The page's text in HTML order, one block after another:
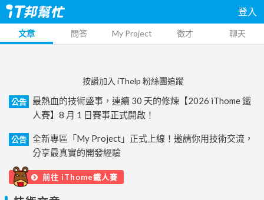
登入
文章 問答 My Project 徵才 聊天
按讚加入 iThelp 粉絲團追蹤
公告
最熱血的技術盛事，連續 30 天的修煉【2026 iThome 鐵
人賽】8 月 1 日賽事正式開啟！
公告
全新專區「My Project」正式上線！邀請你用技術交流，
分享最真實的開發經驗
前往 iThome鐵人賽